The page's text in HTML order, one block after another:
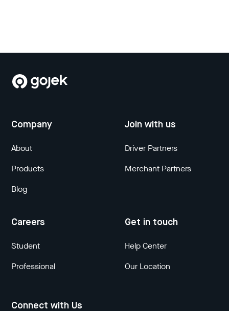
Company
About
Products
Blog
Join with us
Driver Partners
Merchant Partners
Careers
Student
Professional
Get in touch
Help Center
Our Location
Connect with Us